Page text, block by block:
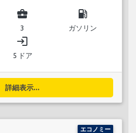
business_center
3
local_gas_station
ガソリン
login
5 ドア
詳細表示...
エコノミー